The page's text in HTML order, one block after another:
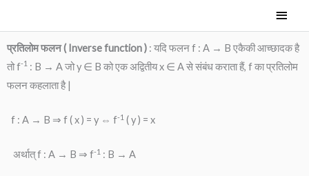
content
Main
Menu
प्रतिलोम फलन ( Inverse function ) : यदि फलन f : A → B एकैकी आच्छादक है
तो f-1 : B → A जो y ∈ B को एक अद्वितीय x ∈ A से संबंध कराता हैं, f का प्रतिलोम
फलन कहलाता है |
f : A → B ⇒ f ( x ) = y ⇔ f-1 ( y ) = x
अर्थात् f : A → B ⇒ f-1 : B → A